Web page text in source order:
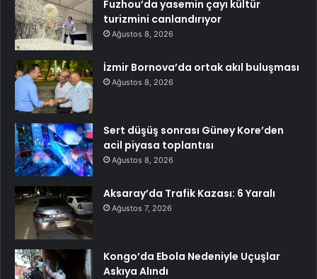
Fuzhou’da yasemin çayı kültür
turizmini canlandırıyor
Ağustos 8, 2026
İzmir Bornova’da ortak akıl buluşması
Ağustos 8, 2026
Sert düşüş sonrası Güney Kore’den
acil piyasa toplantısı
Ağustos 8, 2026
Aksaray’da Trafik Kazası: 6 Yaralı
Ağustos 7, 2026
Kongo’da Ebola Nedeniyle Uçuşlar
Askıya Alındı